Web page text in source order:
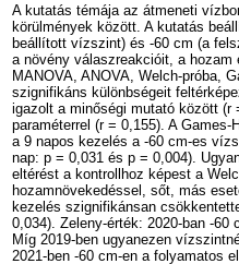
A kutatás témája az átmeneti
körülmények között. A kutatás
beállított vízszint) és -60 cm (a
a növény válaszreakcióit, a
MANOVA, ANOVA, Welch-próba,
szignifikáns különbségeit
igazolt a minőségi mutató között (r
paraméterrel (r = 0,155). A
a 9 napos kezelés a -60 cm-es
nap: p = 0,031 és p = 0,004).
eltérést a kontrollhoz képest a
hozamnövekedéssel, sőt, más
kezelés szignifikánsan
0,034). Zeleny-érték: 2020-ban -
Míg 2019-ben ugyanezen
2021-ben -60 cm-en a folyamatos